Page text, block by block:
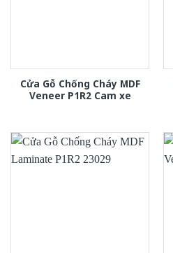
Cửa Gỗ Chống Cháy MDF
Veneer P1R2 Cam xe